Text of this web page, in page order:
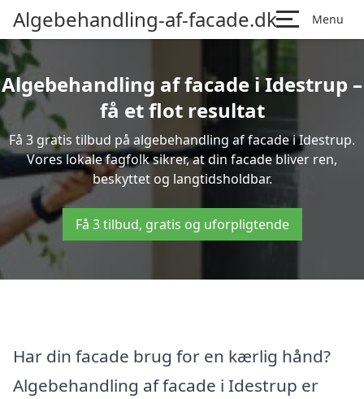
Algebehandling-af-facade.dk Menu
Algebehandling af facade i Idestrup –
få et flot resultat
Få 3 gratis tilbud på algebehandling af facade i Idestrup.
Vores lokale fagfolk sikrer, at din facade bliver ren,
beskyttet og langtidsholdbar.
Få 3 tilbud, gratis og uforpligtende
Har din facade brug for en kærlig hånd?
Algebehandling af facade i Idestrup er